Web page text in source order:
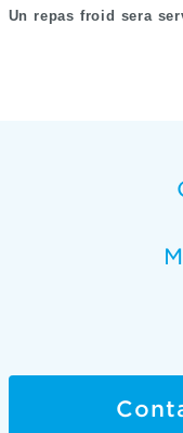
Un repas froid sera